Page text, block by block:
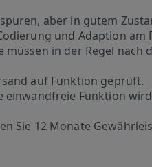
aber in gutem
und Adaption am
müssen in der Regel
auf Funktion geprüft.
Funktion
Sie 12 Monate